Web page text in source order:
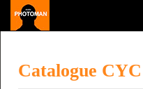
Catalogue CYC